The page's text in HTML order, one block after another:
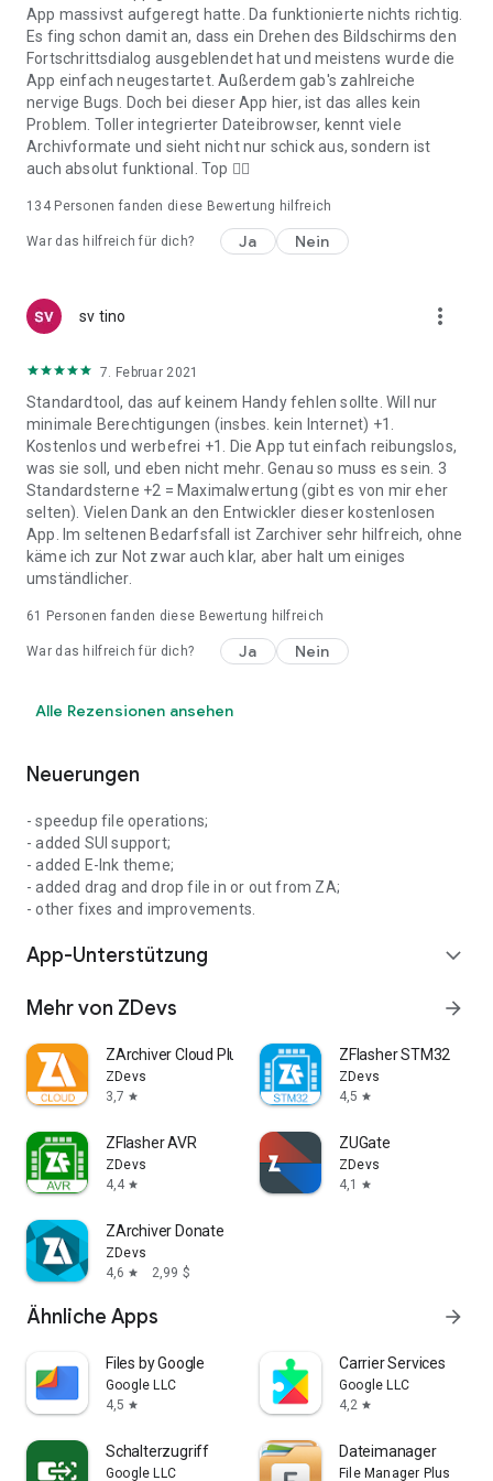
App massivst aufgeregt hatte. Da funktionierte nichts richtig.
Es fing schon damit an, dass ein Drehen des Bildschirms den
Fortschrittsdialog ausgeblendet hat und meistens wurde die
App einfach neugestartet. Außerdem gab's zahlreiche
nervige Bugs. Doch bei dieser App hier, ist das alles kein
Problem. Toller integrierter Dateibrowser, kennt viele
Archivformate und sieht nicht nur schick aus, sondern ist
auch absolut funktional. Top 👍🏼
134Personen fanden diese Bewertung hilfreich
War das hilfreich für dich? Ja Nein
sv tino more_vert
7. Februar 2021
Standardtool, das auf keinem Handy fehlen sollte. Will nur
minimale Berechtigungen (insbes. kein Internet) +1.
Kostenlos und werbefrei +1. Die App tut einfach reibungslos,
was sie soll, und eben nicht mehr. Genau so muss es sein. 3
Standardsterne +2 = Maximalwertung (gibt es von mir eher
selten). Vielen Dank an den Entwickler dieser kostenlosen
App. Im seltenen Bedarfsfall ist Zarchiver sehr hilfreich, ohne
käme ich zur Not zwar auch klar, aber halt um einiges
umständlicher.
61 Personen fanden diese Bewertung hilfreich
War das hilfreich für dich? Ja Nein
Alle Rezensionen ansehen
Neuerungen
- speedup file operations;
- added SUI support;
- added E-Ink theme;
- added drag and drop file in or out from ZA;
- other fixes and improvements.
App-Unterstützung expand_more
Mehr von ZDevs arrow_forward
ZArchiver Cloud Plugin
ZDevs
3,7 star
ZFlasher STM32
ZDevs
4,5 star
ZFlasher AVR
ZDevs
4,4 star
ZUGate
ZDevs
4,1
star
ZArchiver Donate
ZDevs
4,6 star 2,99 $
Ähnliche Apps arrow_forward
Files by Google
Google LLC
4,5 star
Carrier Services
Google LLC
4,2 star
Schalterzugriff
Google LLC
Dateimanager
File Manager Plus